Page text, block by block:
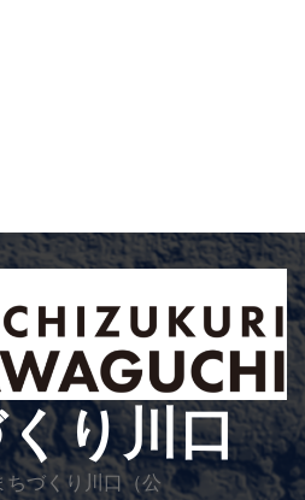
り川口
ちづくり川口（公